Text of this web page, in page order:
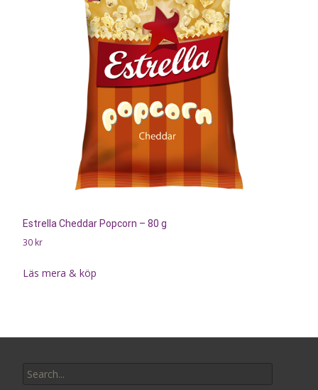
Estrella Cheddar Popcorn – 80 g
30 kr
Läs mera & köp
for: